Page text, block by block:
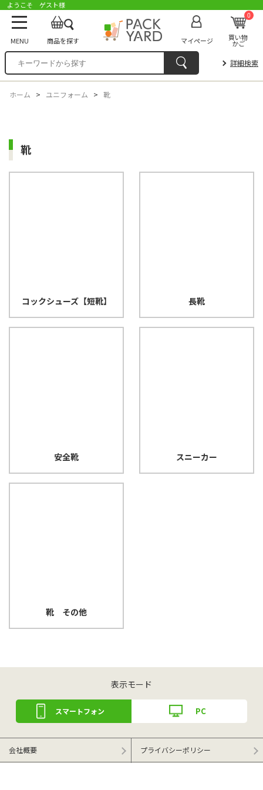
ようこそ ゲスト様
MENU 商品を探す マイページ
0
買い物
かご
詳細検索
ホーム > ユニフォーム > 靴
靴
コックシューズ【短靴】 長靴
安全靴 スニーカー
靴 その他
表示モード
スマートフォン PC
会社概要 プライバシーポリシー